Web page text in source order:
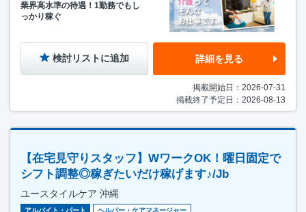
業界高水準の待遇！1勤務でもし
っかり稼ぐ
検討リストに追加 詳細を見る
掲載開始日：2026-07-31
掲載終了予定日：2026-08-13
【在宅見守りスタッフ】WワークOK！曜日固定で
シフト調整◎稼ぎたいだけ稼げます♪/Jb
ユースタイルケア 沖縄
アルバイト・パート ヘルパー・ケアマネージャー